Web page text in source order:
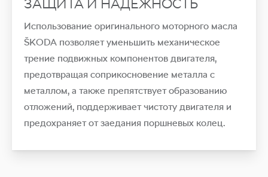
Использование оригинального моторного масла
ŠKODA позволяет уменьшить механическое
трение подвижных компонентов двигателя,
предотвращая соприкосновение металла с
металлом, а также препятствует образованию
отложений, поддерживает чистоту двигателя и
предохраняет от заедания поршневых колец.